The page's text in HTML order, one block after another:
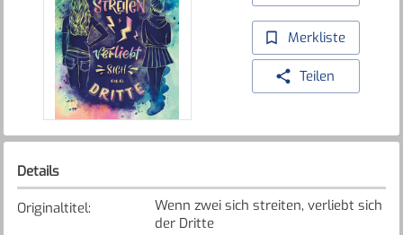
Merkliste
Teilen
Details
Originaltitel:
Wenn zwei sich streiten, verliebt sich
der Dritte